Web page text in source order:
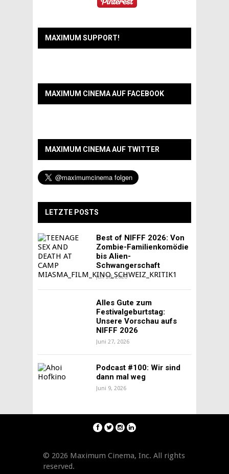
MAXIMUM SUPPORT!
MAXIMUM CINEMA AUF FACEBOOK
MAXIMUM CINEMA AUF TWITTER
LETZTE POSTS
Best of NIFFF 2026: Von
Zombie-Familienkomödie
bis Alien-
Schwangerschaft
Juli 28, 2026
Alles Gute zum
Festivalgeburtstag:
Unsere Vorschau aufs
NIFFF 2026
Juni 27, 2026
Podcast #100: Wir sind
dann mal weg
Juni 9, 2026
© 2026 Maximum Cinema, Inc. All rights
reserved.